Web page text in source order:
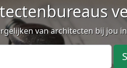
van architecten bij jou